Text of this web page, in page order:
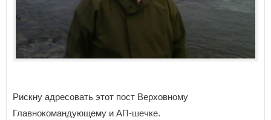
Рискну адресовать этот пост Верховному
Главнокомандующему и АП-шечке.